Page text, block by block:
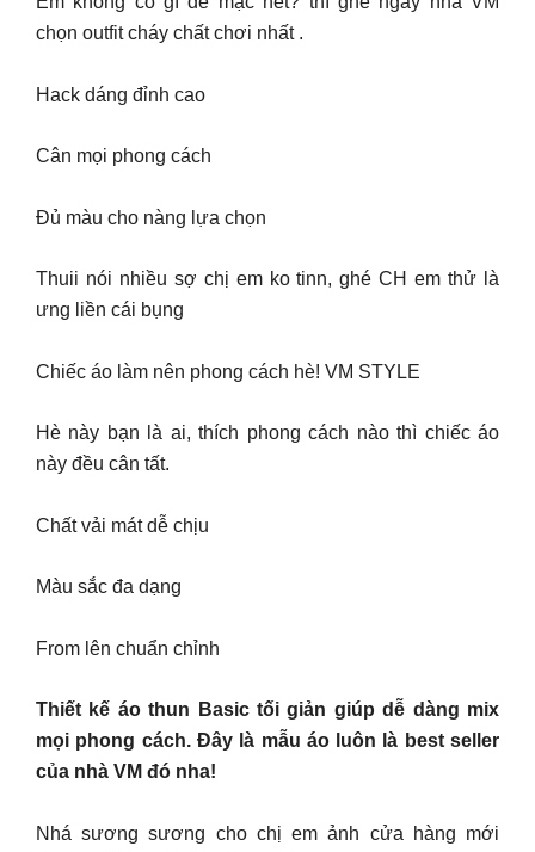
chọn outfit cháy chất chơi nhất .
Hack dáng đỉnh cao
Cân mọi phong cách
Đủ màu cho nàng lựa chọn
Thuii nói nhiều sợ chị em ko tinn, ghé CH em thử là
ưng liền cái bụng
Chiếc áo làm nên phong cách hè! VM STYLE
Hè này bạn là ai, thích phong cách nào thì chiếc áo
này đều cân tất.
Chất vải mát dễ chịu
Màu sắc đa dạng
From lên chuẩn chỉnh
Thiết kế áo thun Basic tối giản giúp dễ dàng mix
mọi phong cách. Đây là mẫu áo luôn là best seller
của nhà VM đó nha!
Nhá sương sương cho chị em ảnh cửa hàng mới